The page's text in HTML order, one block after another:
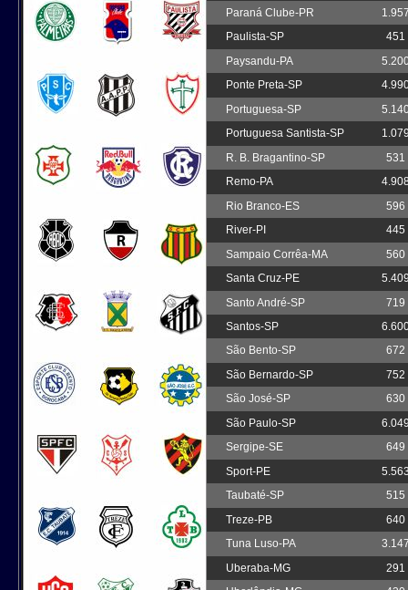
Paraná Clube-PR
Paulista-SP
451
Paysandu-PA
Ponte Preta-SP
Portuguesa-SP
Portuguesa Santista-SP
R. B. Bragantino-SP
531
Remo-PA
Rio Branco-ES
596
River-PI
445
Sampaio Corrêa-MA
560
Santa Cruz-PE
Santo André-SP
719
Santos-SP
São Bento-SP
672
São Bernardo-SP
752
São José-SP
630
São Paulo-SP
Sergipe-SE
649
Sport-PE
Taubaté-SP
515
Treze-PB
640
Tuna Luso-PA
Uberaba-MG
291